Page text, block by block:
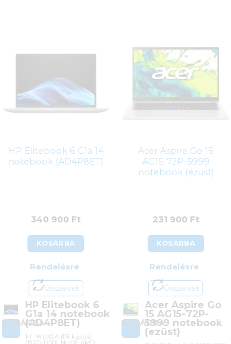
HP Elitebook 6 G1a 14
notebook (AD4P8ET)
340 900 Ft
KOSÁRBA
Rendelésre
Összevet
KOSÁRBA
HP Elitebook 6
G1a 14 notebook
(AD4P8ET)
14″ WUXGA IPS kijelző
(1920×1200), No OS, AMD
Acer Aspire Go 15
AG15-72P-5999
notebook (ezüst)
231 900 Ft
KOSÁRBA
Rendelésre
Összevet
KOSÁRBA
Acer Aspire Go
15 AG15-72P-
5999 notebook
(ezüst)